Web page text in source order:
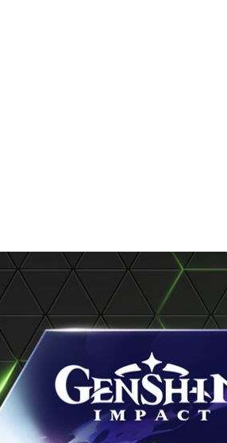
玩家。本週 GFN 將升級你的 Macbook
外，會員還可以暢玩 《原神》 並領取獎